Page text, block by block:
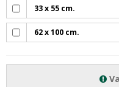
33 x 55 cm.
62 x 100 cm.